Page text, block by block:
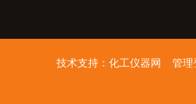
技术支持： 化工仪器网 管理